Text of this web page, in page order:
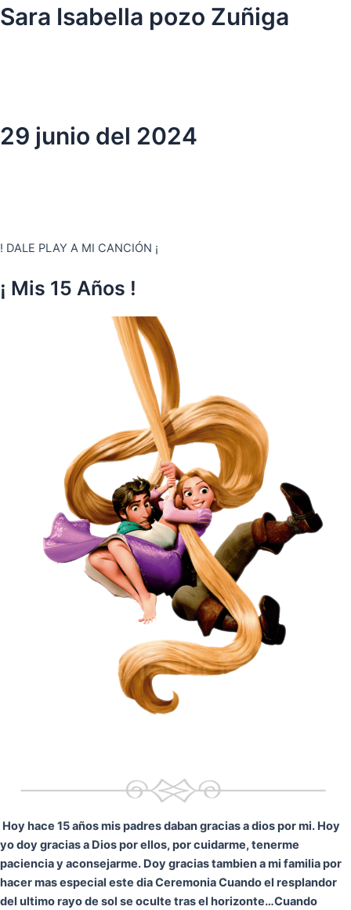
Ir
al
Sara Isabella pozo Zuñiga
29 junio del 2024
! DALE PLAY A MI CANCIÓN ¡
¡ Mis 15 Años !
Hoy hace 15 años mis padres daban gracias a dios por mi. Hoy
yo doy gracias a Dios por ellos, por cuidarme, tenerme
paciencia y aconsejarme. Doy gracias tambien a mi familia por
hacer mas especial este dia CeremoniaCuando el resplandor
del ultimo rayo de sol se oculte tras el horizonte…Cuando